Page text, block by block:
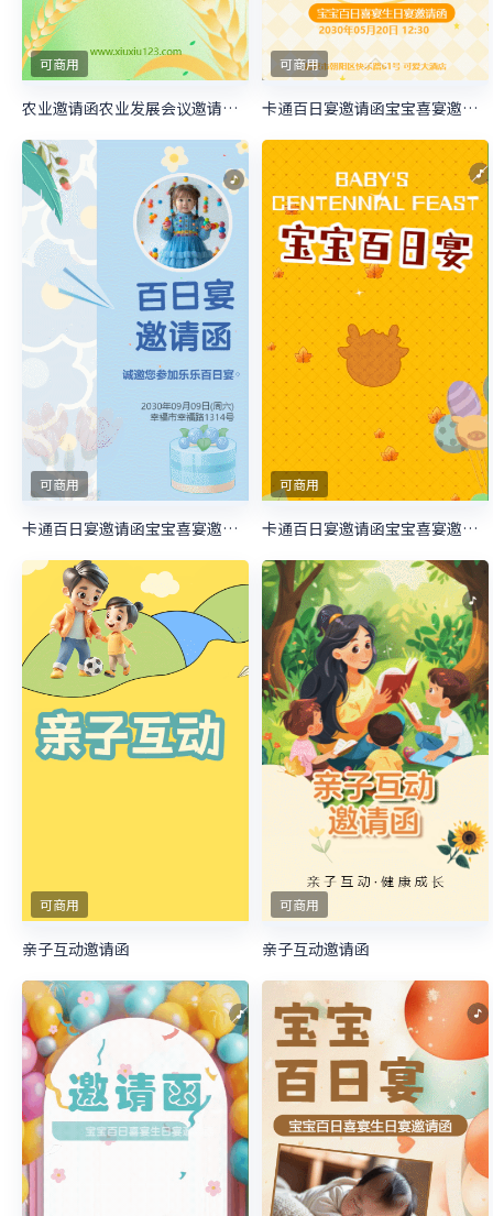
可商用
农业邀请函农业发展会议邀请函农业展望大会邀请函
可商用
卡通百日宴邀请函宝宝喜宴邀请函生日邀请函
可商用
卡通百日宴邀请函宝宝喜宴邀请函生日邀请函
可商用
卡通百日宴邀请函宝宝喜宴邀请函生日邀请函
可商用
亲子互动邀请函
可商用
亲子互动邀请函